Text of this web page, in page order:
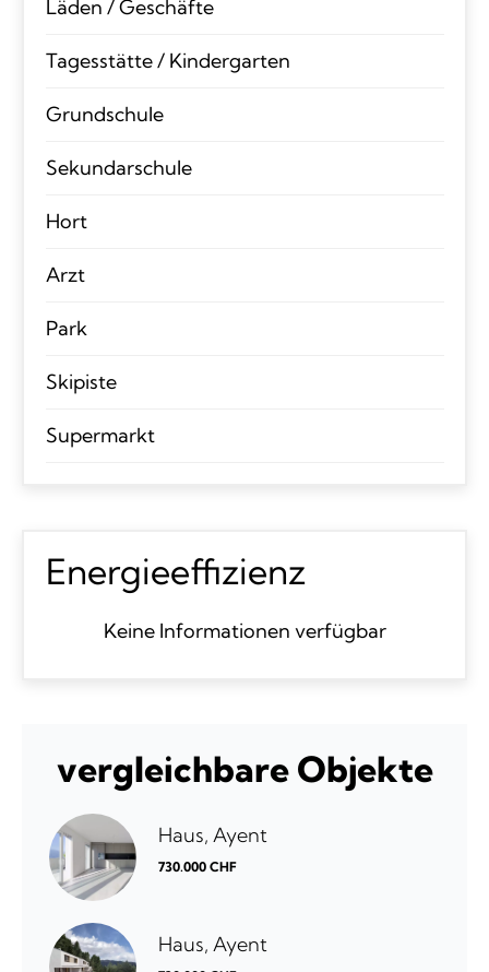
Läden / Geschäfte
Tagesstätte / Kindergarten
Grundschule
Sekundarschule
Hort
Arzt
Park
Skipiste
Supermarkt
Energieeffizienz
Keine Informationen verfügbar
vergleichbare Objekte
Haus, Ayent
730.000 CHF
Haus, Ayent